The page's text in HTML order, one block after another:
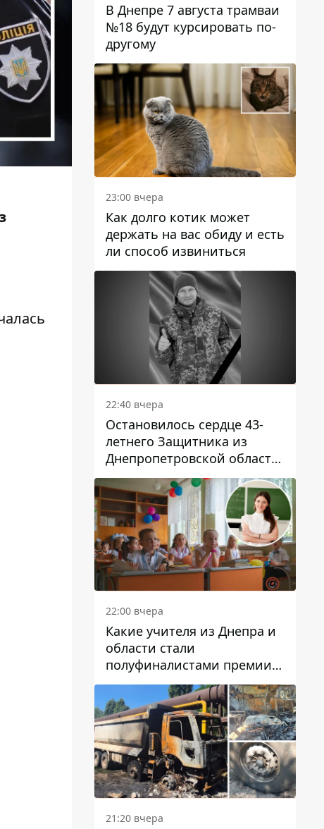
В Днепре 7 августа трамваи
№18 будут курсировать по-
другому
23:00 вчера
Как долго котик может
держать на вас обиду и есть
ли способ извиниться
22:40 вчера
Остановилось сердце 43-
летнего Защитника из
Днепропетровской области
Евгения Зинченко
22:00 вчера
Какие учителя из Днепра и
области стали
полуфиналистами премии
Global Teacher Prize Ukraine
2026
21:20 вчера